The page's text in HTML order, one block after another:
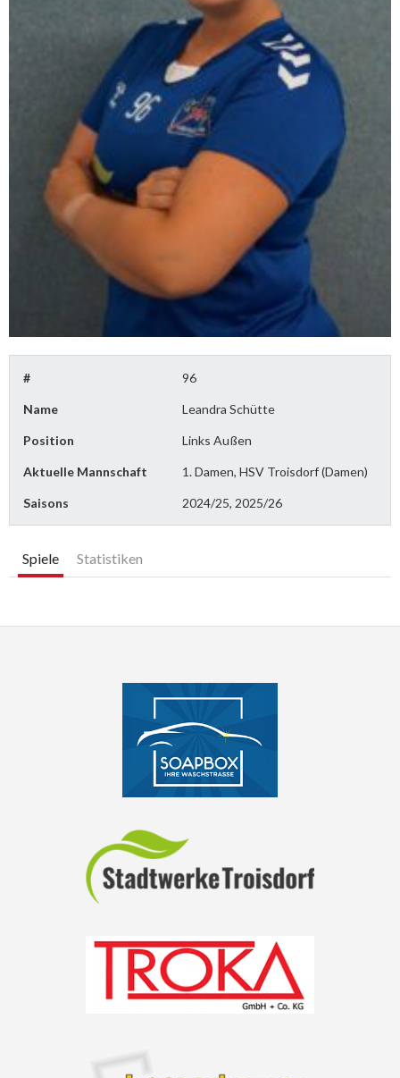
# 96
Name Leandra Schütte
Position Links Außen
Aktuelle Mannschaft 1. Damen, HSV Troisdorf (Damen)
Saisons 2024/25, 2025/26
Spiele Statistiken